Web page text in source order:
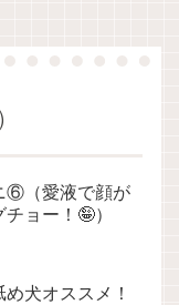
⑥（愛液で顔が
ョー！🤪）
犬オススメ！